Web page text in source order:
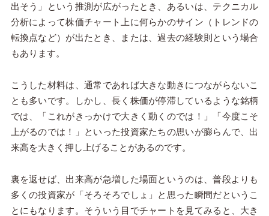
出そう」という推測が広がったとき、あるいは、テクニカル
分析によって株価チャート上に何らかのサイン（トレンドの
転換点など）が出たとき、または、過去の経験則という場合
もあります。
こうした材料は、通常であれば大きな動きにつながらないこ
とも多いです。しかし、長く株価が停滞しているような銘柄
では、「これがきっかけで大きく動くのでは！」「今度こそ
上がるのでは！」といった投資家たちの思いが膨らんで、出
来高を大きく押し上げることがあるのです。
裏を返せば、出来高が急増した場面というのは、普段よりも
多くの投資家が「そろそろでしょ」と思った瞬間だというこ
とにもなります。そういう目でチャートを見てみると、大き